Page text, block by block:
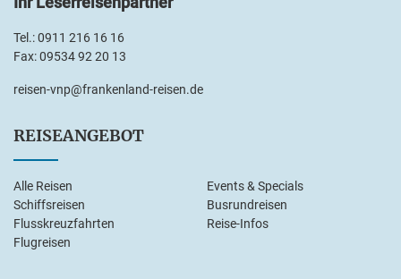
Tel.:0911 216 16 16
Fax: 09534 92 20 13
reisen-vnp@frankenland-reisen.de
REISEANGEBOT
Alle Reisen
Schiffsreisen
Flusskreuzfahrten
Flugreisen
Events & Specials
Busrundreisen
Reise-Infos